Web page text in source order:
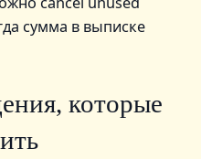
сумма в выписке
которые